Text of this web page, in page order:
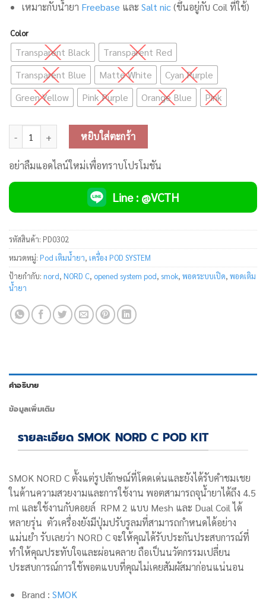
เหมาะกับน้ำยา Freebase และ Salt nic(ขึ้นอยู่กับ Coil ที่ใช้)
Color
Transparent Black
Transparent Red
Transparent Blue
Matte White
Cyan Purple
Green Yellow
Pink Purple Orange Blue Pink
จำนวน Smok NORD C Pod Kit ชิ้น
หยิบใส่ตะกร้า
อย่าลืมแอดไลน์ใหม่เพื่อทราบโปรโมชัน
Line : @VCTH
รหัสสินค้า: PD0302
หมวดหมู่: Pod เติมน้ำยา, เครื่อง POD SYSTEM
ป้ายกำกับ: nord, NORD C, opened system pod, smok, พอดระบบเปิด, พอดเติม
น้ำยา
คำอธิบาย
ข้อมูลเพิ่มเติม
รายละเอียด SMOK NORD C POD KIT
SMOK NORD C ตั้งแต่รูปลักษณ์ที่โดดเด่นและยังได้รับคำชมเชย
ในด้านความสวยงามและการใช้งาน พอตสามารถจุน้ำยาได้ถึง 4.5
ml และใช้งานกับคอยล์ RPM 2 แบบ Mesh และ Dual Coil ได้
หลายรุ่น ตัวเครื่องยังมีปุ่มปรับรูลมที่สามารถกำหนดได้อย่าง
แม่นยำ รับเลยว่า NORD C จะให้คุณได้รับประกันประสบการณ์ที่
ทำให้คุณประทับใจและผ่อนคลาย ถือเป็นนวัตกรรมเปลี่ยน
ประสบการณ์การใช้พอตแบบที่คุณไม่เคยสัมผัสมาก่อนแน่นอน
Brand : SMOK